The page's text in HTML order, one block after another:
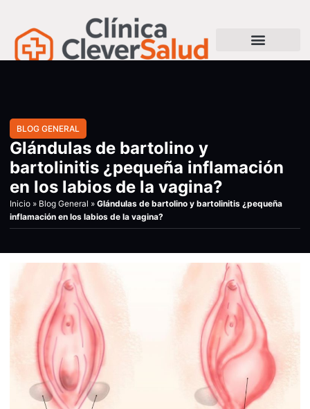
BLOG GENERAL
Glándulas de bartolino y
bartolinitis ¿pequeña inflamación
en los labios de la vagina?
Inicio » Blog General » Glándulas de bartolino y bartolinitis ¿pequeña
inflamación en los labios de la vagina?